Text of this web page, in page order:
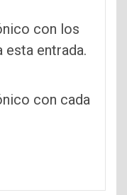
con los
entrada.
con cada